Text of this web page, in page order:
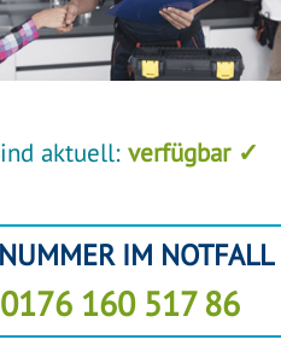
aktuell: verfügbar ✓
IM NOTFALL
160 517 86